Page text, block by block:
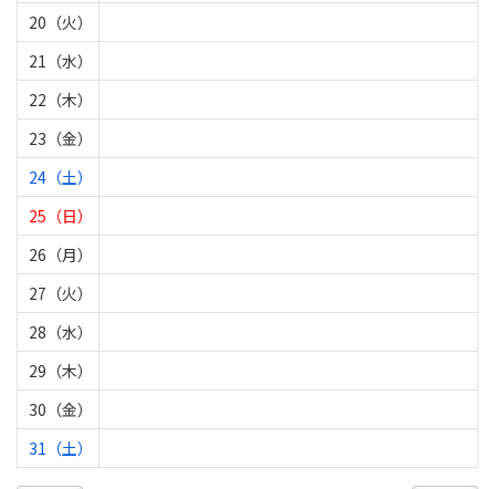
20（火）
21（水）
22（木）
23（金）
24（土）
25（日）
26（月）
27（火）
28（水）
29（木）
30（金）
31（土）